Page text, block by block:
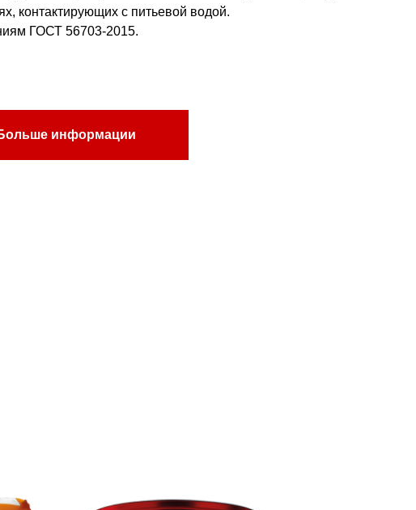
контактирующих с питьевой водой.
ГОСТ 56703-2015.
информации